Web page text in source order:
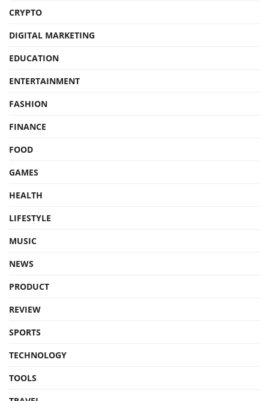
CRYPTO
DIGITAL MARKETING
EDUCATION
ENTERTAINMENT
FASHION
FINANCE
FOOD
GAMES
HEALTH
LIFESTYLE
MUSIC
NEWS
PRODUCT
REVIEW
SPORTS
TECHNOLOGY
TOOLS